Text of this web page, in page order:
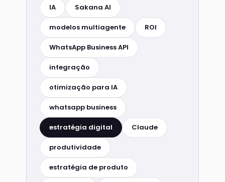
IA Sakana AI
modelos multiagente ROI
WhatsApp Business API
integração
otimização para IA
whatsapp business
estratégia digital Claude
produtividade
estratégia de produto